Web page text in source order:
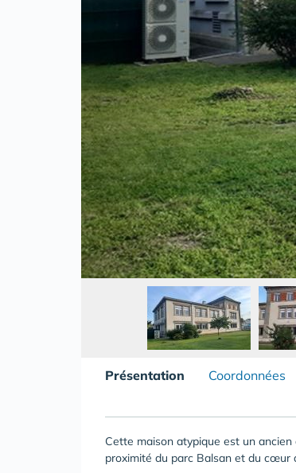
Présentation Coordonnées
Cette maison atypique est un
proximité du parc Balsan et du cœur